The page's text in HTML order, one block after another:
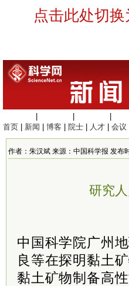
点击此处切
首页
新闻 博客 院士 人才 会议
作者：朱汉斌 来源：中国科学报 发布
研究
中国科学院广州
良等在探明黏土
黏土矿物制备高